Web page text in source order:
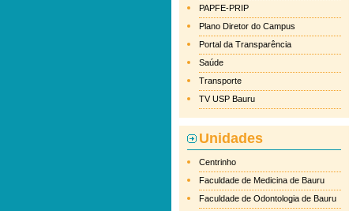
PAPFE-PRIP
Plano Diretor do Campus
Portal da Transparência
Saúde
Transporte
TV USP Bauru
Unidades
Centrinho
Faculdade de Medicina de Bauru
Faculdade de Odontologia de Bauru